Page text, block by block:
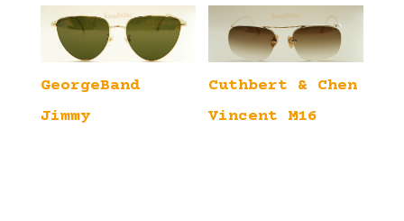
GeorgeBand
Jimmy
Cuthbert & Chen
Vincent M16